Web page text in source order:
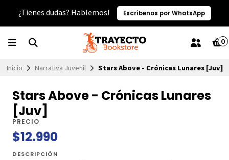
¿Tienes dudas? Hablemos! Escríbenos por WhatsApp
0
Inicio Narrativa Juvenil Stars Above - Crónicas Lunares [Juv]
Stars Above - Crónicas Lunares
[Juv]
PRECIO
$12.990
DESCRIPCIÓN